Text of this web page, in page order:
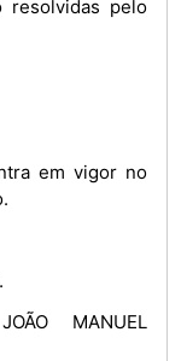
resolvidas pelo
em vigor no
MANUEL